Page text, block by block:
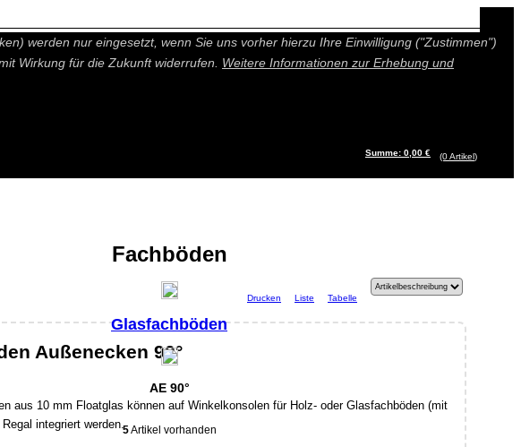
die Ihnen ein besseres und individuelleres Angebot bieten (Marketing- und
werden nur eingesetzt, wenn Sie uns vorher hierzu Ihre Einwilligung ("Zustimmen")
Wirkung für die Zukunft widerrufen. Weitere Informationen zur Erhebung und
Summe: 0,00 € (0Artikel)
Fachböden
Glasfachböden
AE 90°
5Artikel vorhanden
Drucken Liste Tabelle
Außenecken 90°
aus 10 mm Floatglas können auf Winkelkonsolen für Holz- oder Glasfachböden (mit
integriert werden.